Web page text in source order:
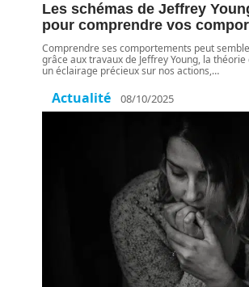
Les schémas de Jeffrey
pour comprendre vos
Comprendre ses comportements peut
grâce aux travaux de Jeffrey Young, la
un éclairage précieux sur nos actions,…
Actualité 08/10/2025